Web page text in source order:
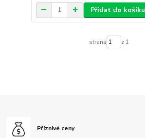
Přidat do košíku
strana z 1
Příznivé ceny